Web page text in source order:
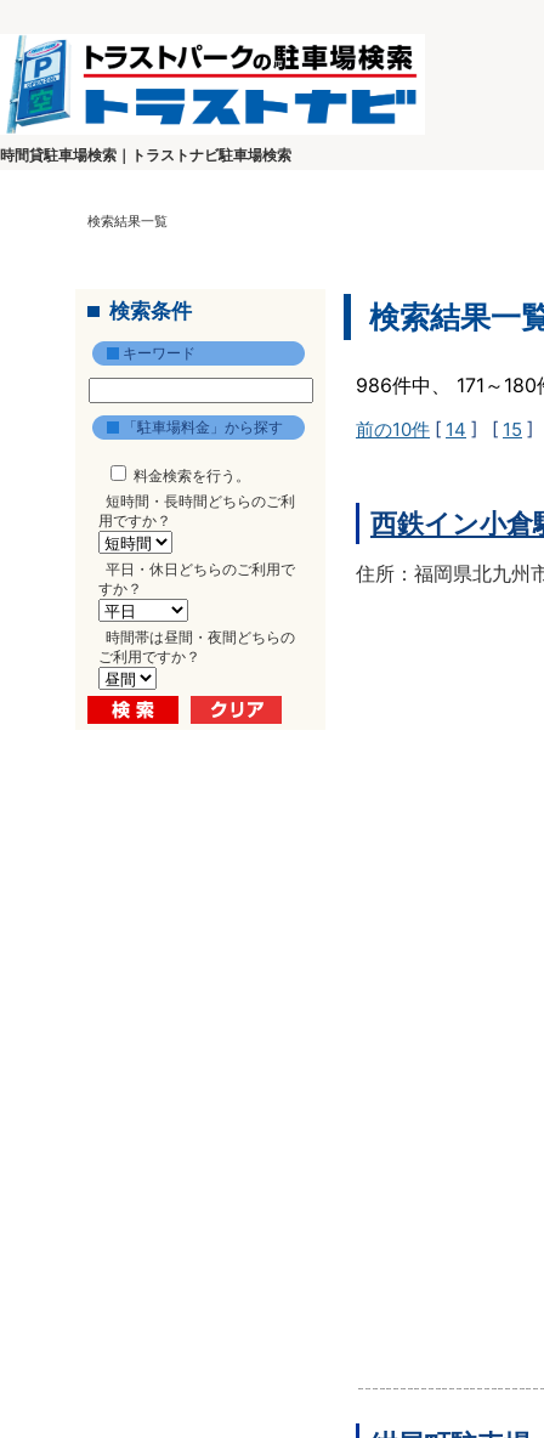
時間貸駐車場検索｜トラストナビ駐車場検索
検索結果一覧
検索条件
キーワード
「駐車場料金」から探す
料金検索を行う。
短時間・長時間どちらのご利
用ですか？
平日・休日どちらのご利用で
すか？
時間帯は昼間・夜間どちらの
ご利用ですか？
検索結果一
986件中、 171～
前の10件 [ 14 ] [ 15 ]
西鉄イン小倉
住所：福岡県北九州